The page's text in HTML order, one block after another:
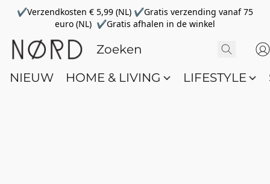
✔Verzendkosten € 5,99 (NL) ✔Gratis verzending vanaf 75
euro (NL) ✔Gratis afhalen in de winkel
NIEUW HOME & LIVING LIFESTYLE